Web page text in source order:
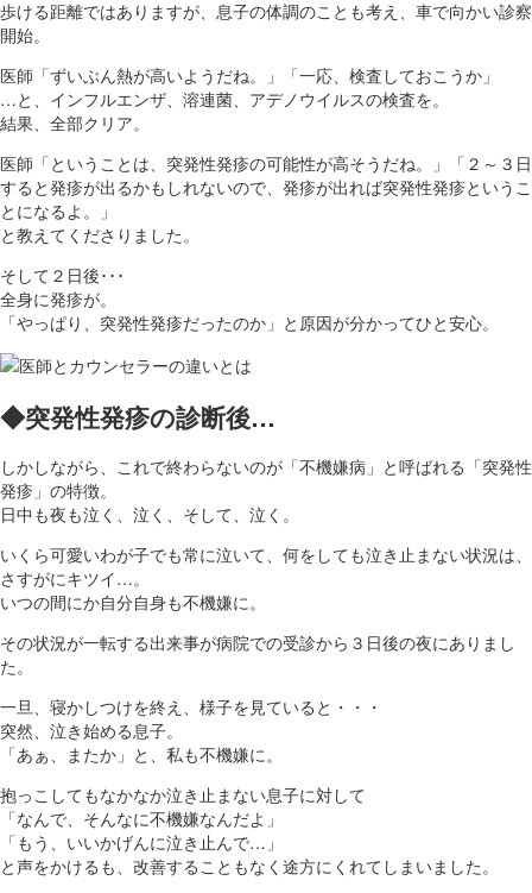
歩ける距離ではありますが、息子の体調のことも考え、車で向かい診察
開始。
医師「ずいぶん熱が高いようだね。」「一応、検査しておこうか」
…と、インフルエンザ、溶連菌、アデノウイルスの検査を。
結果、全部クリア。
医師「ということは、突発性発疹の可能性が高そうだね。」「２～３日
すると発疹が出るかもしれないので、発疹が出れば突発性発疹というこ
とになるよ。」
と教えてくださりました。
そして２日後･･･
全身に発疹が。
「やっぱり、突発性発疹だったのか」と原因が分かってひと安心。
◆突発性発疹の診断後…
しかしながら、これで終わらないのが「不機嫌病」と呼ばれる「突発性
発疹」の特徴。
日中も夜も泣く、泣く、そして、泣く。
いくら可愛いわが子でも常に泣いて、何をしても泣き止まない状況は、
さすがにキツイ…。
いつの間にか自分自身も不機嫌に。
その状況が一転する出来事が病院での受診から３日後の夜にありまし
た。
一旦、寝かしつけを終え、様子を見ていると・・・
突然、泣き始める息子。
「あぁ、またか」と、私も不機嫌に。
抱っこしてもなかなか泣き止まない息子に対して
「なんで、そんなに不機嫌なんだよ」
「もう、いいかげんに泣き止んで…」
と声をかけるも、改善することもなく途方にくれてしまいました。